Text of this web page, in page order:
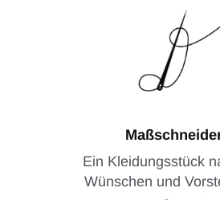
Ein Kleidungsstück
Wünschen und